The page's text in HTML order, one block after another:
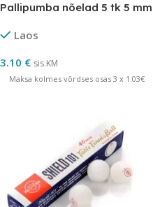
Pallipumba nõelad 5 tk 5 mm
Laos
3.10 € sis.KM
Maksa kolmes võrdses osas 3 x 1.03€